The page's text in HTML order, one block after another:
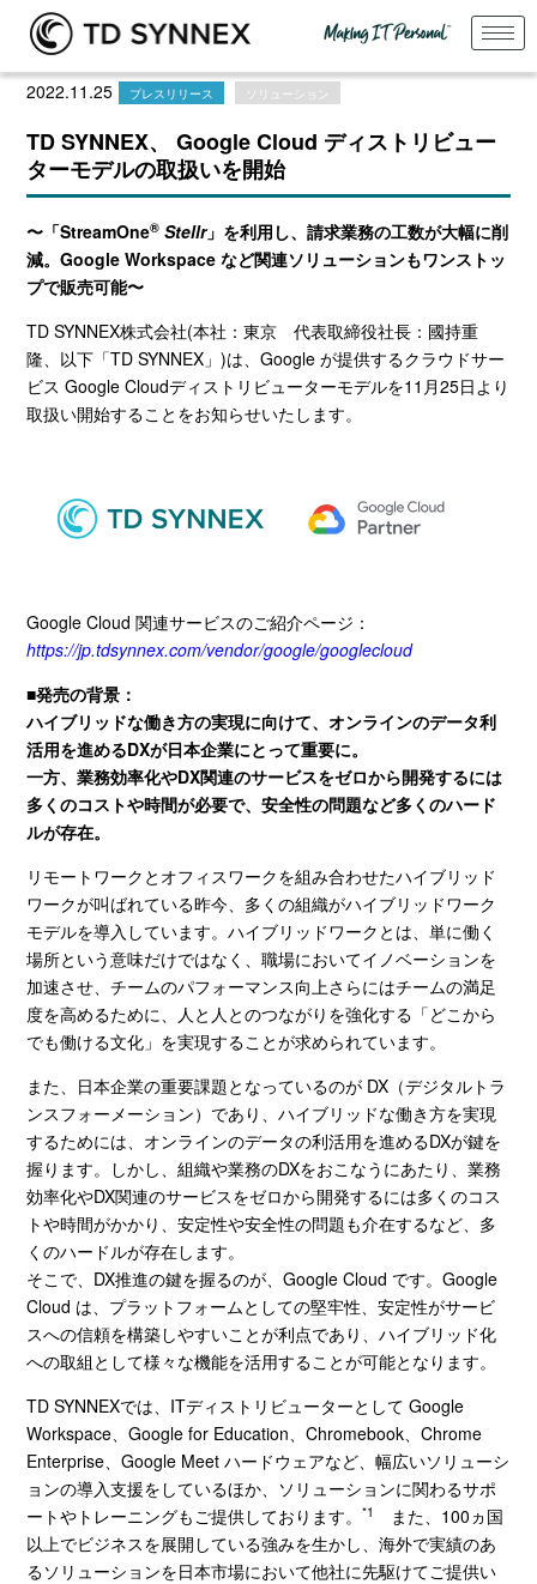
2022.11.25 プレスリリース ソリューション
TD SYNNEX、 Google Cloud ディストリビュー
ターモデルの取扱いを開始
〜「StreamOne® Stellr」を利用し、請求業務の工数が大幅に削
減。Google Workspace など関連ソリューションもワンストッ
プで販売可能〜
TD SYNNEX株式会社(本社：東京 代表取締役社長：國持重
隆、以下「TD SYNNEX 」)は、Googleが提供するクラウドサー
ビスGoogle Cloudディストリビューターモデルを11 月25日より
取扱い開始することをお知らせいたします。
Google Cloud 関連サービスのご紹介ページ：
https://jp.tdsynnex.com/vendor/google/googlecloud
■発売の背景：
ハイブリッドな働き方の実現に向けて、オンラインのデータ利
活用を進めるDXが日本企業にとって重要に。
一方、業務効率化やDX関連のサービスをゼロから開発するには
多くのコストや時間が必要で、安全性の問題など多くのハード
ルが存在。
リモートワークとオフィスワークを組み合わせたハイブリッド
ワークが叫ばれている昨今、多くの組織がハイブリッドワーク
モデルを導入しています。ハイブリッドワークとは、単に働く
場所という意味だけではなく、職場においてイノベーションを
加速させ、チームのパフォーマンス向上さらにはチームの満足
度を高めるために、人と人とのつながりを強化する「どこから
でも働ける文化」を実現することが求められています。
また、日本企業の重要課題となっているのが DX （デジタルトラ
ンスフォーメーション）であり、ハイブリッドな働き方を実現
するためには、オンラインのデータの利活用を進めるDXが鍵を
握ります。しかし、組織や業務のDXをおこなうにあたり、業務
効率化やDX関連のサービスをゼロから開発するには多くのコス
トや時間がかかり、安定性や安全性の問題も介在するなど、多
くのハードルが存在します。
そこで、 DX推進の鍵を握るのが、Google Cloud です。Google
Cloud は、プラットフォームとしての堅牢性、安定性がサービ
スへの信頼を構築しやすいことが利点であり、ハイブリッド化
への取組として様々な機能を活用することが可能となります。
TD SYNNEXでは、 ITディストリビューターとしてGoogle
Workspace 、Google for Education 、Chromebook 、Chrome
Enterprise 、Google Meetハードウェアなど、幅広いソリューシ
ョンの導入支援を しているほか、ソリューションに関わるサポ
ートやトレーニングもご提供しております。*1 また、 100 ヵ国
以上でビジネスを展開している強みを生かし、海外で実績のあ
るソリューションを日本市場において他社に先駆けてご提供い